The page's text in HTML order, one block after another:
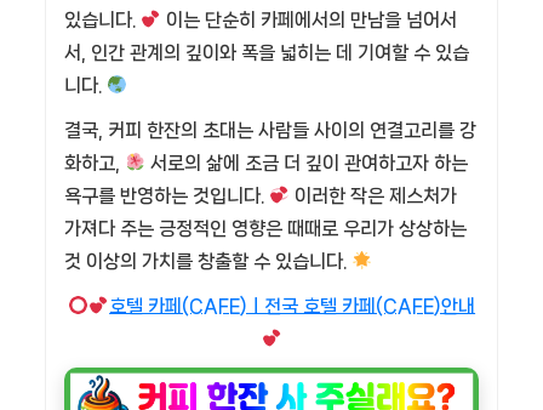
있습니다.
이는 단순히 카페에서의 만남을 넘어서
서, 인간 관계의 깊이와 폭을 넓히는 데 기여할 수 있습
니다.
결국, 커피 한잔의 초대는 사람들 사이의 연결고리를 강
화하고,
서로의 삶에 조금 더 깊이 관여하고자 하는
욕구를 반영하는 것입니다.
이러한 작은 제스처가
가져다 주는 긍정적인 영향은 때때로 우리가 상상하는
것 이상의 가치를 창출할 수 있습니다.
호텔 카페(CAFE)ㅣ전국 호텔 카페(CAFE)안내